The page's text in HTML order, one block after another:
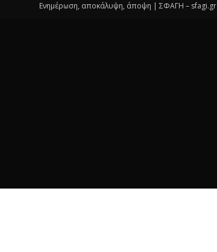
Ενημέρωση, αποκάλυψη, άποψη | ΣΦΑΓΗ – sfagi.gr